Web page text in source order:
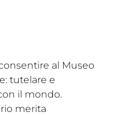
al Museo
tutelare e
il mondo.
merita